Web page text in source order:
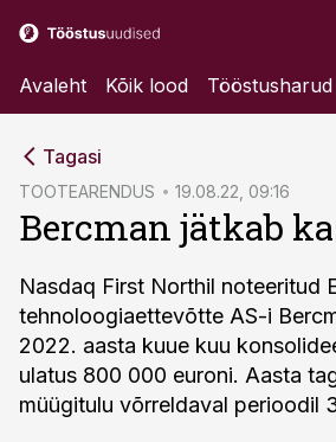
Avaleht Kõik lood Tööstusharud
Tagasi
TOOTEARENDUS 19.08.22, 09:16
Bercman jätkab
Nasdaq First Northil noteeritud
tehnoloogiaettevõtte AS-i
2022. aasta kuue kuu
ulatus 800 000 euroni. Aasta
müügitulu võrreldaval perioodil